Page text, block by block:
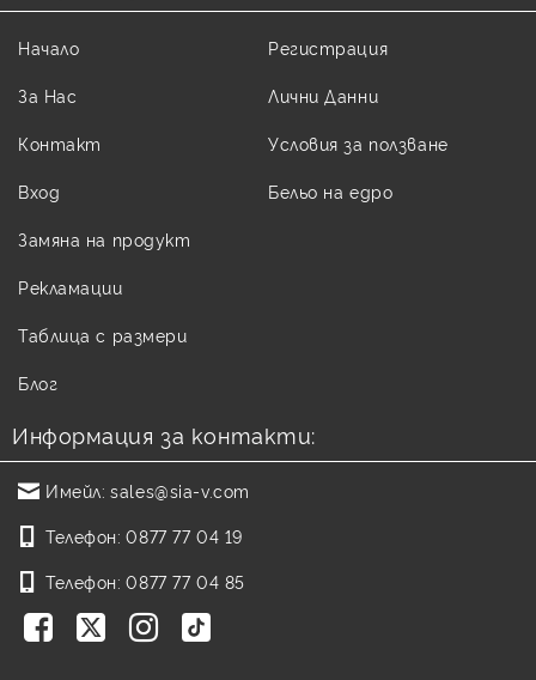
Начало
За Нас
Контакт
Вход
Регистрация
Лични Данни
Условия за ползване
Бельо на едро
Замяна на продукт
Рекламации
Таблица с размери
Блог
Информация за контакти:
Имейл: sales@sia-v.com
Телефон: 0877 77 04 19
Телефон: 0877 77 04 85